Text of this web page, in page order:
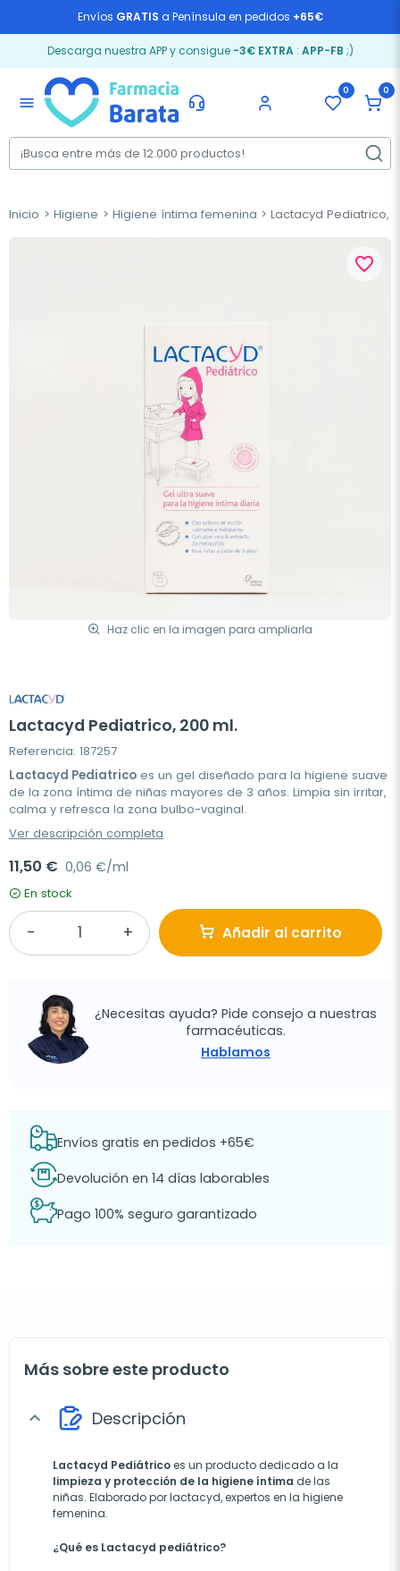
Envíos GRATIS a Península en pedidos +65€
Descarga nuestra APP y consigue -3€ EXTRA: APP-FB ;)
menu
0 0
Inicio Higiene Higiene íntima femenina Lactacyd Pediatrico,
Haz clic en la imagen para ampliarla
favorite_border
Lactacyd Pediatrico, 200 ml.
Referencia: 187257
Lactacyd Pediatrico es un gel diseñado para la higiene suave
de la zona íntima de niñas mayores de 3 años. Limpia sin irritar,
calma y refresca la zona bulbo-vaginal.
Ver descripción completa
11,50 € 0,06 €/ml
En stock
Añadir al carrito
¿Necesitas ayuda? Pide consejo a nuestras
farmacéuticas.
Hablamos
Envíos gratis en pedidos +65€
Devolución en 14 días laborables
Pago 100% seguro garantizado
Más sobre este producto
expand_more Descripción
Lactacyd Pediátricoes un producto dedicado a la
limpieza y protección de la higiene íntima de las
niñas. Elaborado por lactacyd, expertos en la higiene
femenina.
¿Qué es Lactacyd pediátrico?